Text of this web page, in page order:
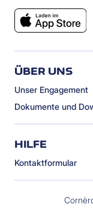
ÜBER UNS
Unser Engagement
Dokumente und
HILFE
Kontaktformular